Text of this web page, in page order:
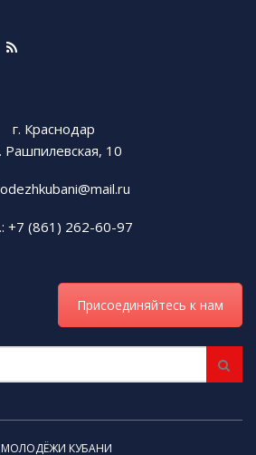
г. Краснодар
Рашпилевская, 10
+7 (861) 262-60-97
Присоединяйтесь к нам
КУБАНИ